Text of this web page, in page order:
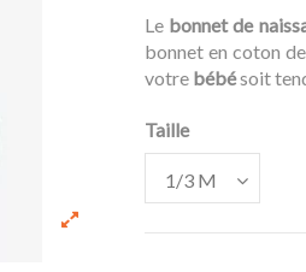
Le bonnet de
bonnet en coton de
votre bébésoit
Taille